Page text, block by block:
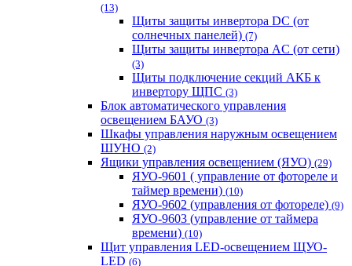
(13)
Щиты защиты инвертора DC (от
солнечных панелей) (7)
Щиты защиты инвертора AC (от сети)
(3)
Щиты подключение секций АКБ к
инвертору ЩПС (3)
Блок автоматического управления
освещением БАУО (3)
Шкафы управления наружным освещением
ШУНО (2)
Ящики управления освещением (ЯУО) (29)
ЯУО-9601 ( управление от фотореле и
таймер времени) (10)
ЯУО-9602 (управления от фотореле) (9)
ЯУО-9603 (управление от таймера
времени) (10)
Щит управления LED-освещением ЩУО-
LED (6)